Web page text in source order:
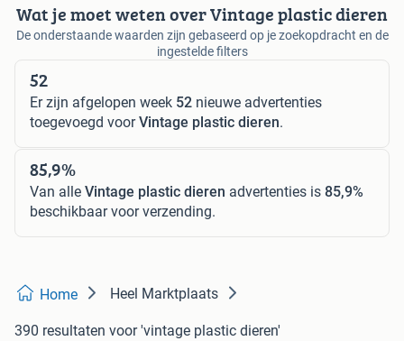
Wat je moet weten over Vintage plastic dieren
De onderstaande waarden zijn gebaseerd op je zoekopdracht en de
ingestelde filters
52
Er zijn afgelopen week 52 nieuwe advertenties
toegevoegd voorVintage plastic dieren.
85,9%
Van alle Vintage plastic dieren advertenties is 85,9%
beschikbaar voor verzending.
Home Heel Marktplaats
390 resultaten voor 'vintage plastic dieren'